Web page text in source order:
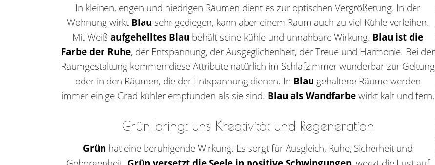
In kleinen, engen und niedrigen Räumen dient es zur optischen Vergrößerung. In der
Wohnung wirkt Blau sehr gediegen, kann aber einem Raum auch zu viel Kühle verleihen.
Mit Weißaufgehelltes Blau behält seine kühle und unnahbare Wirkung. Blau ist die
Farbe der Ruhe, der Entspannung, der Ausgeglichenheit, der Treue und Harmonie. Bei der
Raumgestaltung kommen diese Attribute natürlich im Schlafzimmer wunderbar zur Geltung
oder in den Räumen, die der Entspannung dienen. In Blau gehaltene Räume werden
immer einige Grad kühler empfunden als sie sind. Blau als Wandfarbewirkt kalt und fern.
Grün bringt uns Kreativität und Regeneration
Grün hat eine beruhigende Wirkung. Es sorgt für Ausgleich, Ruhe, Sicherheit und